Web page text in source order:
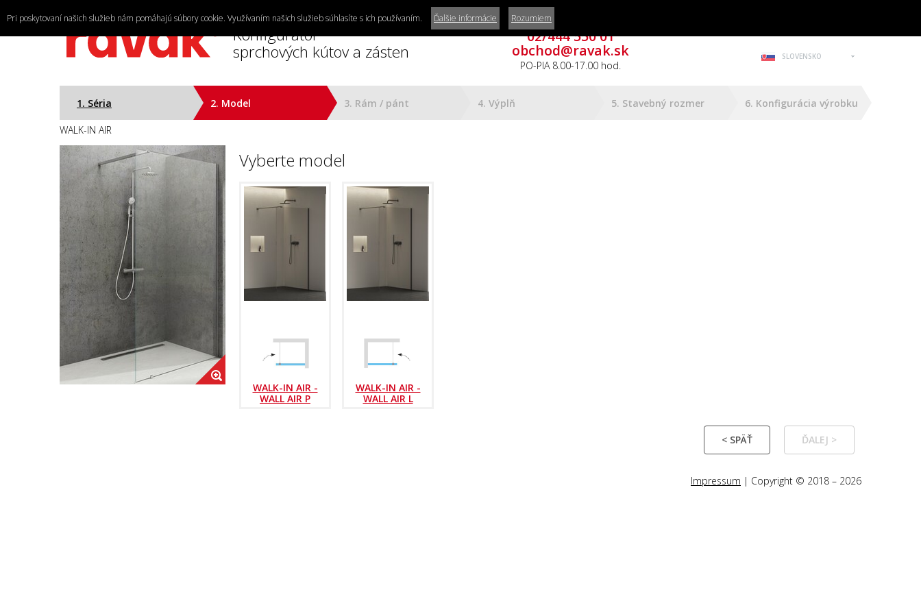
Konfigurátor
sprchových kútov a zásten
Potrebujete poradiť?
02/444 550 01
obchod@ravak.sk
PO-PIA 8.00-17.00 hod.
SLOVENSKO
1. Séria
WALK-IN AIR
2. Model 3. Rám / pánt 4. Výplň 5. Stavebný rozmer 6. Konfigurácia výrobku
Vyberte model
WALK-IN AIR -
WALL AIR P
WALK-IN AIR -
WALL AIR L
< SPÄŤ ĎALEJ >
Impressum | Copyright © 2018 – 2026
Pri poskytovaní našich služieb nám pomáhajú súbory cookie. Využívaním našich služieb súhlasíte s ich používaním. Ďalšie informácie Rozumiem